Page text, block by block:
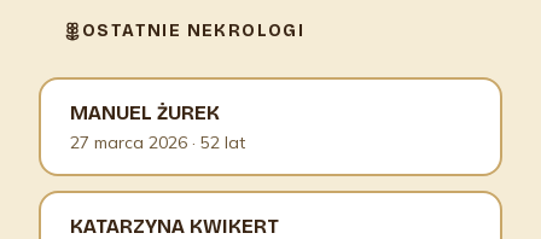
OSTATNIE NEKROLOGI
MANUEL ŻUREK
27 marca 2026 · 52 lat
KATARZYNA KWIKERT